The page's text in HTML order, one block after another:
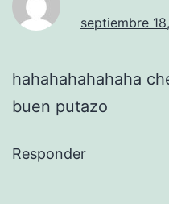
septiembre
hahahahahahaha
buen putazo
Responder